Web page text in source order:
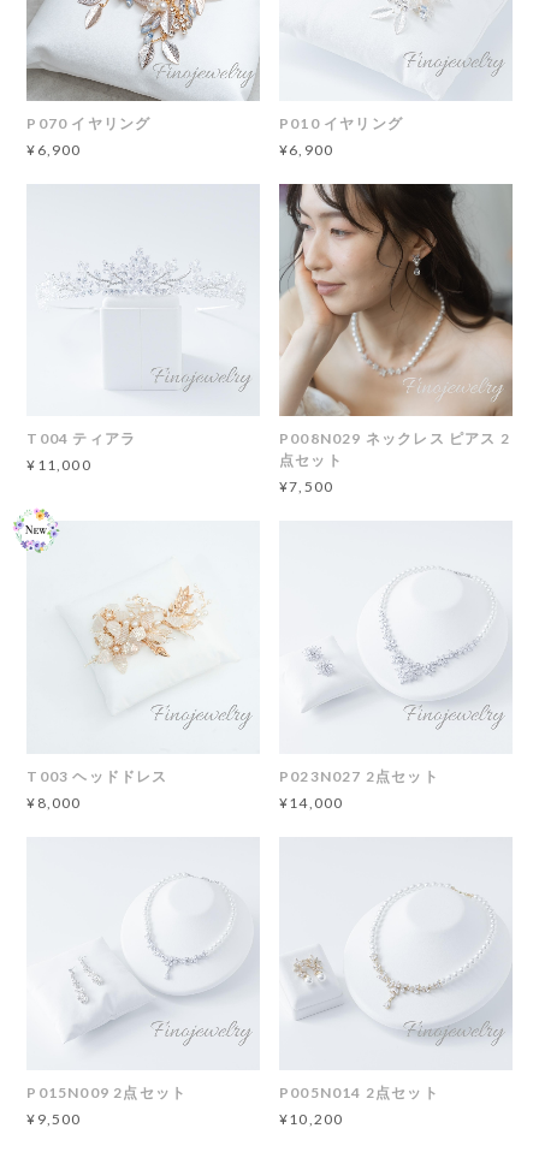
P070 イヤリング
¥6,900
P010 イヤリング
¥6,900
T004 ティアラ
¥11,000
P008N029 ネックレス ピアス 2
点セット
¥7,500
T003 ヘッドドレス
¥8,000
P023N027 2点セット
¥14,000
P015N009 2点セット
¥9,500
P005N014 2点セット
¥10,200